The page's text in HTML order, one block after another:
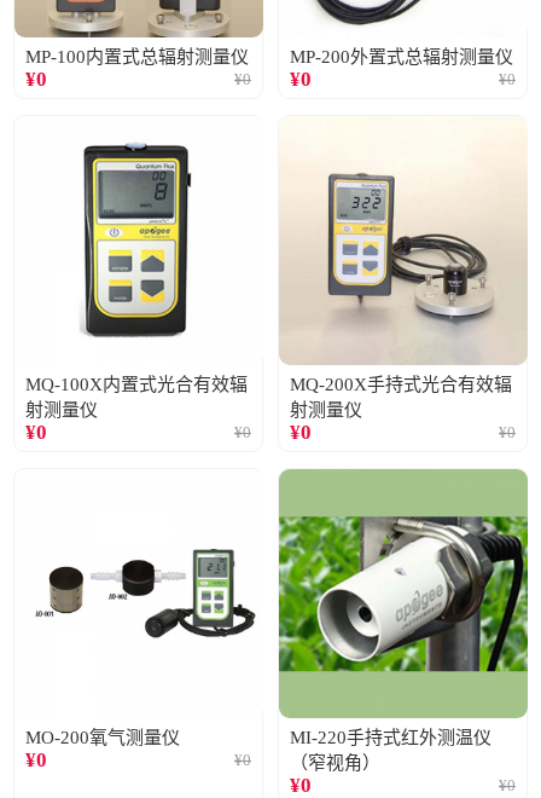
MP-100内置式总辐射测量仪
¥0 ¥0
MP-200外置式总辐射测量仪
¥0 ¥0
MQ-100X内置式光合有效辐
射测量仪
¥0 ¥0
MQ-200X手持式光合有效辐
射测量仪
¥0 ¥0
MO-200氧气测量仪
¥0 ¥0
MI-220手持式红外测温仪
（窄视角）
¥0 ¥0